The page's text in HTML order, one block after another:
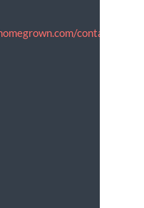
contact